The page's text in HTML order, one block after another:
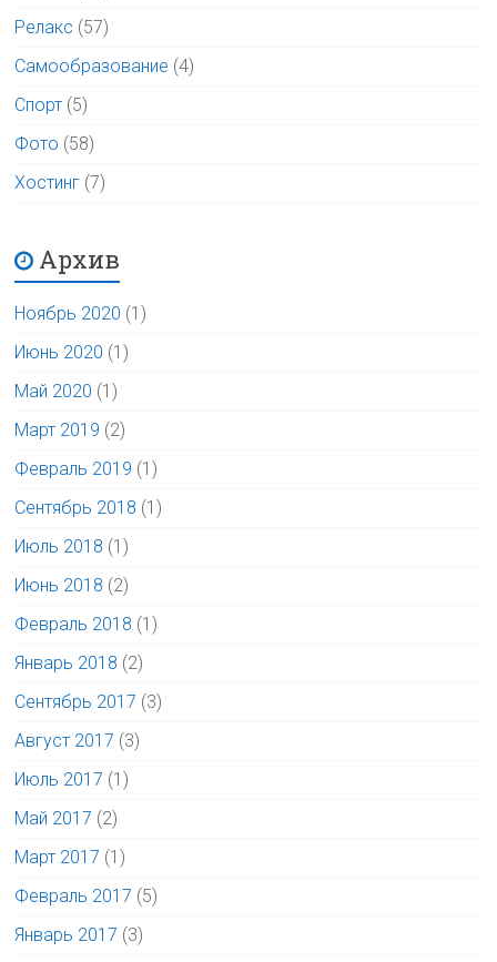
Релакс (57)
Самообразование (4)
Спорт (5)
Фото (58)
Хостинг (7)
Архив
Ноябрь 2020 (1)
Июнь 2020 (1)
Май 2020 (1)
Март 2019 (2)
Февраль 2019 (1)
Сентябрь 2018 (1)
Июль 2018 (1)
Июнь 2018 (2)
Февраль 2018 (1)
Январь 2018 (2)
Сентябрь 2017 (3)
Август 2017 (3)
Июль 2017 (1)
Май 2017 (2)
Март 2017 (1)
Февраль 2017 (5)
Январь 2017 (3)